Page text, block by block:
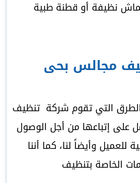
نظيفة أو قطنة طبية
مجالس بحى
التي تقوم شركة تنظيف
إتباعها من أجل الوصول
للعميل وأيضاً لنا، كما أننا
الخاصة بتنظيف